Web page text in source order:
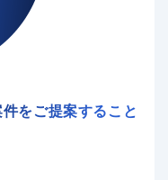
をご提案すること